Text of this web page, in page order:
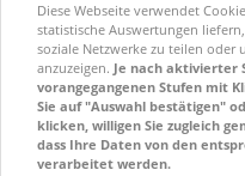
Diese Webseite verwendet
statistische Auswertungen
soziale Netzwerke zu teilen oder
anzuzeigen. Je nach aktivierter
vorangegangenen Stufen mit
Sie auf "Auswahl bestätigen"
klicken, willigen Sie zugleich
dass Ihre Daten von den
verarbeitet werden.